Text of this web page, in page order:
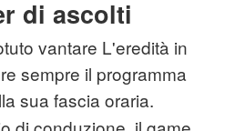
di ascolti
vantare L'eredità in
sempre il programma
sua fascia oraria.